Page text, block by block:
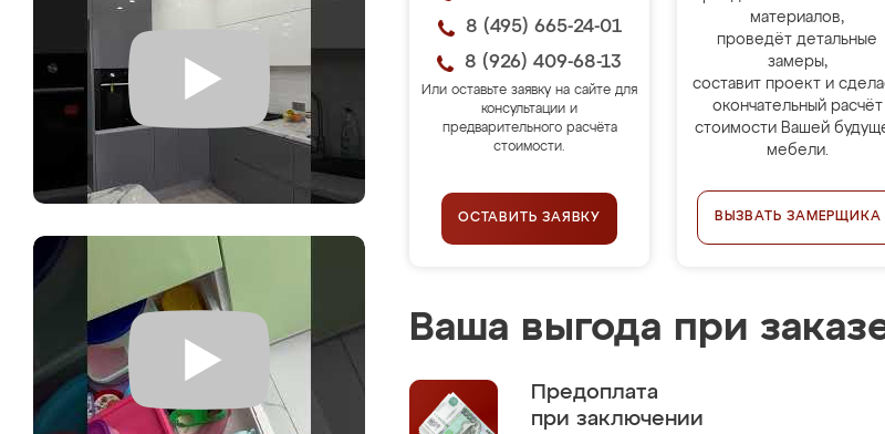
8 (495) 665-24-01
8 (926) 409-68-13
Или оставьте заявку на сайте для
консультации и
предварительного расчёта
стоимости.
ОСТАВИТЬ ЗАЯВКУ
материалов,
проведёт детальные
замеры,
составит проект и
окончательный расчёт
стоимости Вашей
мебели.
ВЫЗВАТЬ ЗАМЕРЩИКА
Ваша выгода при
Предоплата
при заключении